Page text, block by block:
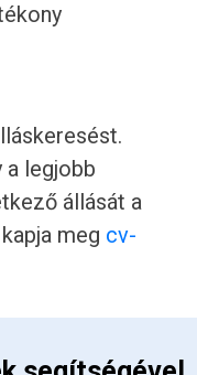
a legjobb
állását a
meg cv-